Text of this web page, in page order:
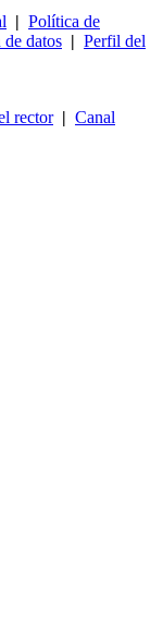
| Política de
datos | Perfil del
rector| Canal